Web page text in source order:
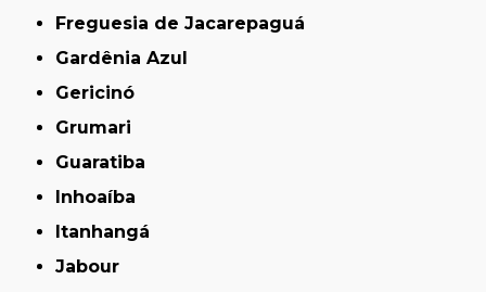
Freguesia de Jacarepaguá
Gardênia Azul
Gericinó
Grumari
Guaratiba
Inhoaíba
Itanhangá
Jabour